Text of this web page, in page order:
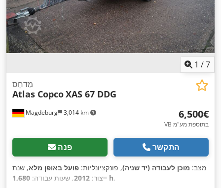
1 /7
Magdeburg 3,014 km
מַדחֵס
Atlas CopcoXAS 67 DDG
‏6,500 ‏€
VB בתוספת מע"מ
פנה התקשר
מצב: מוכן לעבודה (יד שניה), פונקציונליות: פועל באופן מלא, שנת
ייצור: 2012, שעות עבודה: 1,680 h,